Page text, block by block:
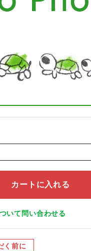
カートに入れる
いて問い合わせる
く前に